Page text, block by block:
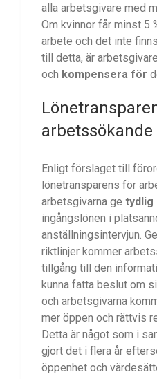
alla arbetsgivare med
Om kvinnor får minst 5
arbete och det inte
till detta, är
och kompensera för
arbetssökande
Enligt förslaget till
lönetransparens för
arbetsgivarna ge tydlig
ingångslönen i
anställningsintervjun.
riktlinjer kommer
tillgång till den
kunna fatta beslut om
och arbetsgivarna
mer öppen och rättvis
Detta är något som i
gjort det i flera år
öppenhet och